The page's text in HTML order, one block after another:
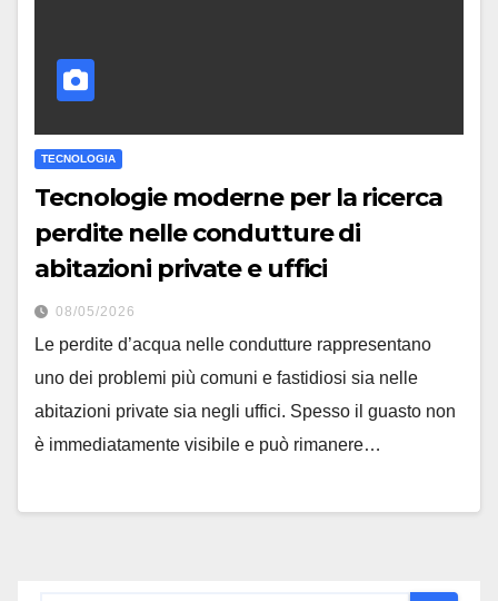
TECNOLOGIA
Tecnologie moderne per la ricerca
perdite nelle condutture di
abitazioni private e uffici
08/05/2026
Le perdite d’acqua nelle condutture rappresentano
uno dei problemi più comuni e fastidiosi sia nelle
abitazioni private sia negli uffici. Spesso il guasto non
è immediatamente visibile e può rimanere…